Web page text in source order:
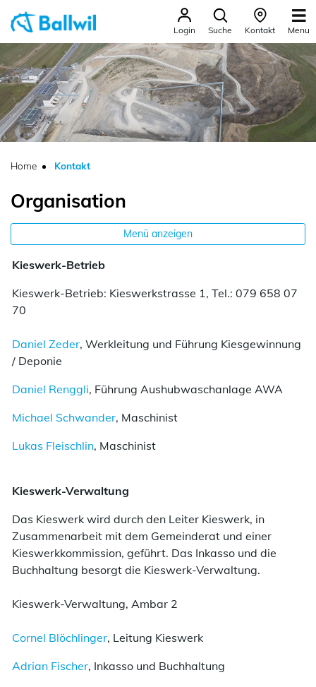
zur Startseite
Direkt zur Hauptnavigation
Direkt zum Inhalt
Direkt zur Suche
Direkt zum Stichwortverzeichnis
Ballwil
Login Suche Kontakt Menu
Home Kontakt(ausgewählt)
Organisation
Menü anzeigen
Kieswerk-Betrieb
Kieswerk-Betrieb: Kieswerkstrasse 1, Tel.: 079 658 07
70
Daniel Zeder, Werkleitung und Führung Kiesgewinnung
/ Deponie
Daniel Renggli, Führung Aushubwaschanlage AWA
Michael Schwander, Maschinist
Lukas Fleischlin, Maschinist
Kieswerk-Verwaltung
Das Kieswerk wird durch den Leiter Kieswerk, in
Zusammenarbeit mit dem Gemeinderat und einer
Kieswerkkommission, geführt. Das Inkasso und die
Buchhaltung besorgt die Kieswerk-Verwaltung.
Kieswerk-Verwaltung, Ambar 2
Cornel Blöchlinger, Leitung Kieswerk
Adrian Fischer, Inkasso und Buchhaltung